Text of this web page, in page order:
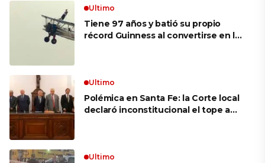
Ultimo
Tiene 97 años y batió su propio
récord Guinness al convertirse en la
puedo’ no existen en mi vocabulario»
Ultimo
Polémica en Santa Fe: la Corte local
declaró inconstitucional el tope a
Ultimo